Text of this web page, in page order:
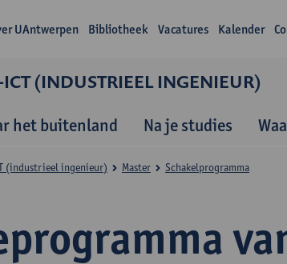
UAntwerpen Bibliotheek Vacatures Kalender
(INDUSTRIEEL INGENIEUR)
het buitenland Na je studies
(industrieel ingenieur) Master Schakelprogramma